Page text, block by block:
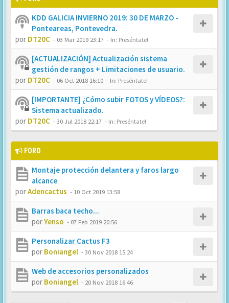
KDD GALICIA INVIERNO 2019: 30 DE MARZO -
Ponteareas, Pontevedra.
por DT20C - 03 Mar 2019 23:17 - In: Preséntate!
[ACTUALIZACIÓN] Actualización sistema
gestión de rangos + Limitaciones de usuario.
por DT20C - 06 Oct 2018 16:10 - In: Preséntate!
[IMPORTANTE] ¿Cómo subir FOTOS y VÍDEOS?:
Sistema actualizado.
por DT20C -30 Jul 2018 22:17 - In: Preséntate!
FORO
Montaje protección delantera y faros largo
alcance
porAdencactus - 10 Oct 2019 13:58
Barras baca techo...
porYenso - 07 Feb 2019 20:56
Personalizar Cactus F3
por Boniangel -30 Nov 2018 15:24
Web de accesorios personalizados
por Boniangel - 20 Nov 2018 16:46